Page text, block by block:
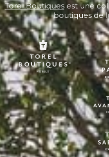
Torel Boutiquesest une
boutiques de